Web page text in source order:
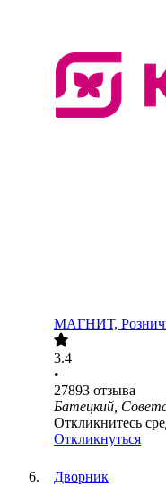
МАГНИТ,
3.4
•
27893 отзыва
Батецкий,
Откликнитесь
Откликнуться
Дворник